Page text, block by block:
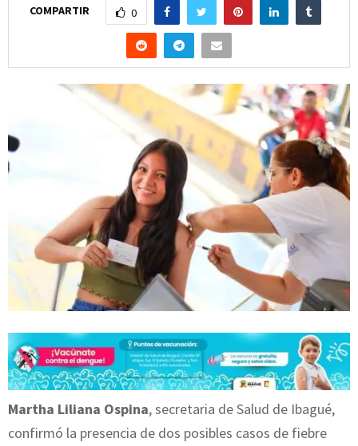
COMPARTIR 0
Martha Liliana Ospina, secretaria de Salud de Ibagué,
confirmó la presencia de dos posibles casos de fiebre